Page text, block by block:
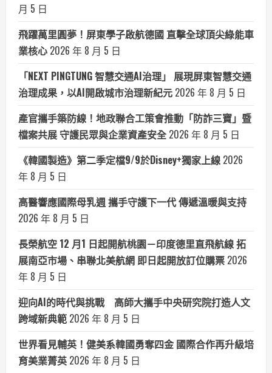
月 5 日
飛躍萬里圓夢！屏東學子啟航德國 直擊全球頂尖綠能車
業核心 2026 年 8 月 5 日
「NEXT PINGTUNG 智慧交通AI治理」 展現屏東智慧交通
治理成果，以AI開啟城市治理新紀元 2026 年 8 月 5 日
產官攜手築防線！地政聯合工策會推動「防詐三寶」暨
檔案共展 守護民眾與企業資產安全 2026 年 8 月 5 日
《韓國製造》第二季定檔9/9於Disney+獨家上線 2026
年 8 月 5 日
高醫響應國際母乳週 攜手守護下一代 傳遞溫暖與支持
2026 年 8 月 5 日
長榮航空 12 月1 日起開航桃園－印度德里直飛航線 拓
展南亞市場、串聯北美航網 即日起開放訂位購票 2026
年 8 月 5 日
迎向AI的時代與挑戰 高師大攜手中央研究院打造人文
跨域新典範 2026 年 8 月 5 日
世界看見輔英！健美系韓國勇奪四金 國際合作再升級培
育美業菁英 2026 年 8 月 5 日